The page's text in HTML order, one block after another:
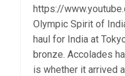
https://
Olympic Spirit of
haul for India at
bronze. Accolades
is whether it arrived